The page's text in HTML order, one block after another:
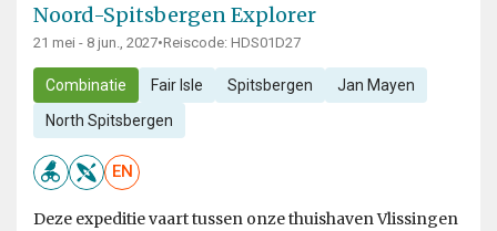
Noord-Spitsbergen Explorer
21 mei - 8 jun., 2027•Reiscode: HDS01D27
Combinatie Fair Isle Spitsbergen Jan Mayen
North Spitsbergen
EN
Deze expeditie vaart tussen onze thuishaven Vlissingen